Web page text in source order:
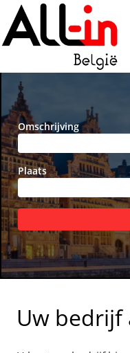
Omschrijving
Plaats
Uw bedrijf